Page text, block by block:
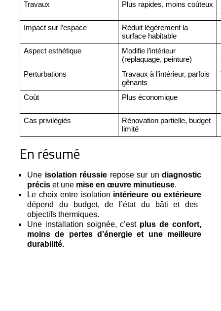
Travaux
Plus rapides, moins coûteux
Impact sur l’espace
Réduit légèrement la
surface habitable
Aspect esthétique
Modifie l’intérieur
(replaquage, peinture)
Perturbations
Travaux à l’intérieur, parfois
gênants
Coût
Plus économique
Cas privilégiés
Rénovation partielle, budget
limité
En résumé
Une isolation réussie repose sur un diagnostic
précis et une mise en œuvre minutieuse.
Le choix entre isolation intérieure ou extérieure
dépend du budget, de l’état du bâti et des
objectifs thermiques.
Une installation soignée, c’est plus de confort,
moins de pertes d’énergie et une meilleure
durabilité.